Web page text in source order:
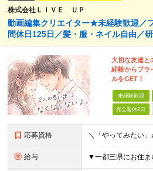
株式会社ＬＩＶＥ ＵＰ
動画編集クリエイター★未経験歓迎／
間休日125日／髪・服・ネイル自由／
大切な友達と
経験からプラ
ルをGET！
未経験歓迎
完全週休2日
応募資格
給与